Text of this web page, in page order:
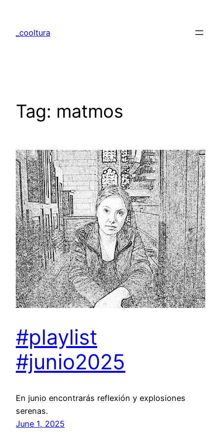
content
_cooltura
Tag: matmos
#playlist
#junio2025
En junio encontrarás reflexión y explosiones
serenas.
June 1, 2025